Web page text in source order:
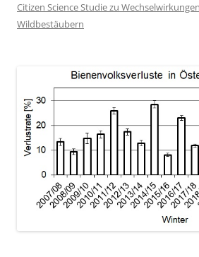
Citizen Science Studie zu
Wildbestäubern